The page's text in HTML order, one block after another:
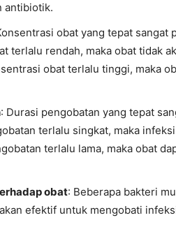
antibiotik.
obat yang tepat
terlalu rendah, maka obat tidak
obat terlalu tinggi, maka
: Durasi pengobatan yang tepat
terlalu singkat, maka
terlalu lama, maka obat
obat: Beberapa bakteri
efektif untuk mengobati